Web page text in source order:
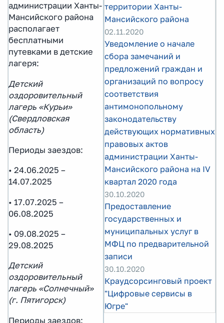
администрации Ханты-
Мансийского района
располагает
бесплатными
путевками в детские
лагеря:
Детский
оздоровительный
лагерь «Курьи»
(Свердловская
область)
Периоды заездов:
• 24.06.2025 –
14.07.2025
• 17.07.2025 –
06.08.2025
• 09.08.2025 –
29.08.2025
Детский
оздоровительный
лагерь «Солнечный»
(г. Пятигорск)
Периоды заездов:
территории Ханты-
Мансийского района
02.11.2020
Уведомление о начале
сбора замечаний и
предложений граждан и
организаций по вопросу
соответствия
антимонопольному
законодательству
действующих нормативных
правовых актов
администрации Ханты-
Мансийского района на IV
квартал 2020 года
30.10.2020
Предоставление
государственных и
муниципальных услуг в
МФЦ по предварительной
записи
30.10.2020
Краудсорсинговый проект
"Цифровые сервисы в
Югре"